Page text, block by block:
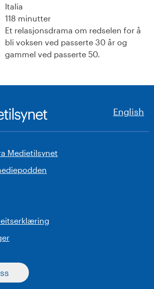
Italia
118 minutter
Et relasjonsdrama om redselen for å
bli voksen ved passerte 30 år og
gammel ved passerte 50.
English
Medietilsynet